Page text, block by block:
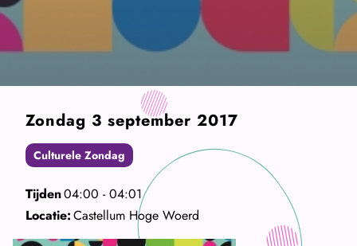
Zondag 3 september 2017
Culturele Zondag
Tijden04:00 - 04:01
Locatie:Castellum Hoge Woerd